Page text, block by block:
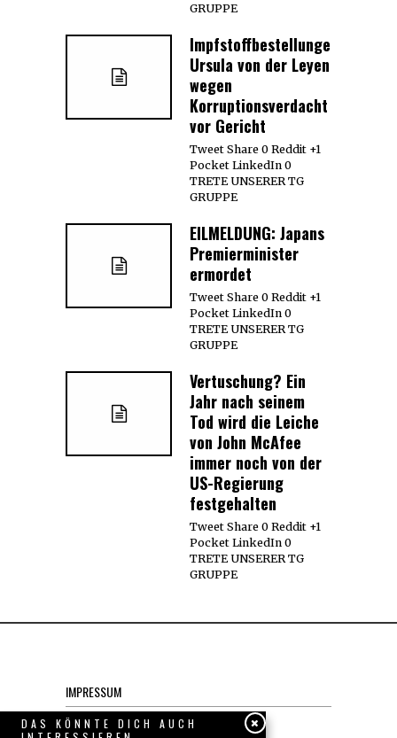
GRUPPE
Impfstoffbestellungen:
Ursula von der Leyen
wegen
Korruptionsverdacht
vor Gericht
Tweet Share 0 Reddit +1
Pocket LinkedIn 0
TRETE UNSERER TG
GRUPPE
EILMELDUNG: Japans
Premierminister
ermordet
Tweet Share 0 Reddit +1
Pocket LinkedIn 0
TRETE UNSERER TG
GRUPPE
Vertuschung? Ein
Jahr nach seinem
Tod wird die Leiche
von John McAfee
immer noch von der
US-Regierung
festgehalten
Tweet Share 0 Reddit +1
Pocket LinkedIn 0
TRETE UNSERER TG
GRUPPE
IMPRESSUM
Datenschutzerklärung
DAS KÖNNTE DICH AUCH